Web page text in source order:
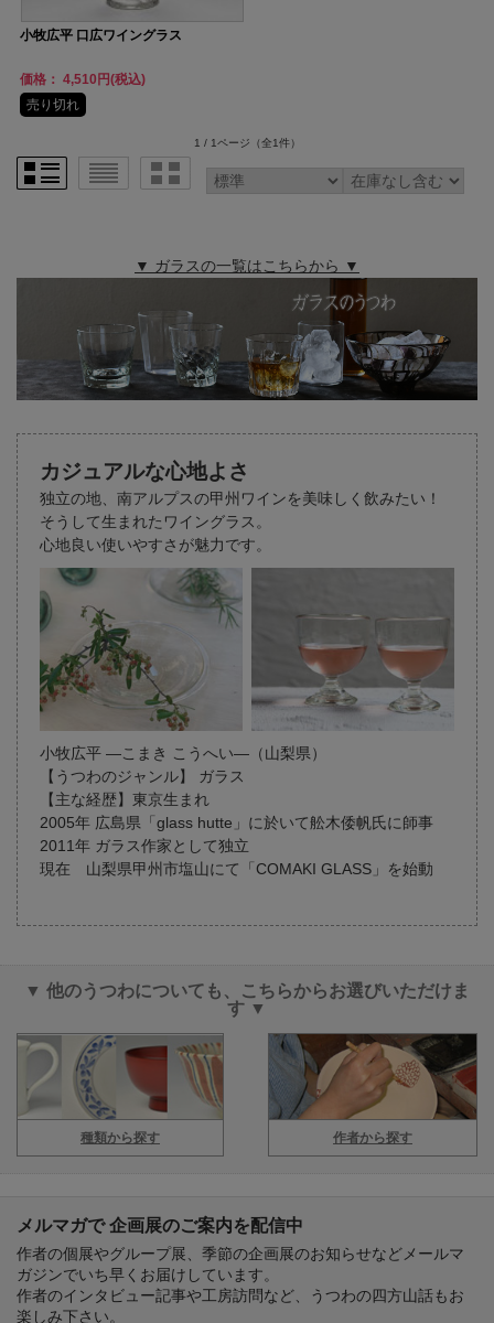
小牧広平 口広ワイングラス
価格： 4,510円(税込)
売り切れ
1 / 1ページ （全1件）
▼ ガラスの一覧はこちらから ▼
カジュアルな心地よさ
独立の地、南アルプスの甲州ワインを美味しく飲みたい！
そうして生まれたワイングラス。
心地良い使いやすさが魅力です。
小牧広平 ―こまき こうへい―（山梨県）
【うつわのジャンル】 ガラス
【主な経歴】東京生まれ
2005年 広島県「glass hutte」に於いて舩木倭帆氏に師事
2011年 ガラス作家として独立
現在 山梨県甲州市塩山にて「COMAKI GLASS」を始動
▼ 他のうつわについても、こちらからお選びいただけま
す ▼
種類から探す 作者から探す
メルマガで 企画展のご案内を配信中
作者の個展やグループ展、季節の企画展のお知らせなどメールマ
ガジンでいち早くお届けしています。
作者のインタビュー記事や工房訪問など、うつわの四方山話もお
楽しみ下さい。